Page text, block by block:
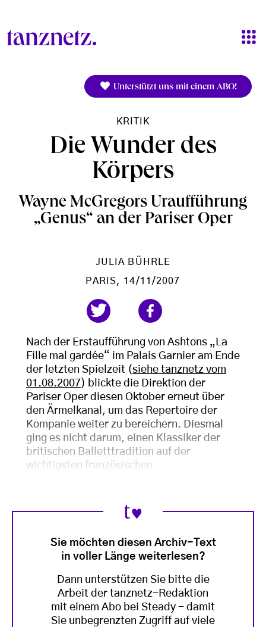
Unterstützt uns mit einem ABO!
KRITIK
Die Wunder des
Körpers
Wayne McGregors Uraufführung
„Genus“ an der Pariser Oper
JULIA BÜHRLE
PARIS, 14/11/2007
Nach der Erstaufführung von Ashtons „La
Fille mal gardée“ im Palais Garnier am Ende
der letzten Spielzeit (siehe tanznetz vom
01.08.2007) blickte die Direktion der
Pariser Oper diesen Oktober erneut über
den Ärmelkanal, um das Repertoire der
Kompanie weiter zu bereichern. Diesmal
ging es nicht darum, einen Klassiker der
britischen Balletttradition auf der
wichtigsten französischen
Sie möchten diesen Archiv-Text
in voller Länge weiterlesen?
Dann unterstützen Sie bitte die
Arbeit der tanznetz-Redaktion
mit einem Abo bei Steady - damit
Sie unbegrenzten Zugriff auf viele